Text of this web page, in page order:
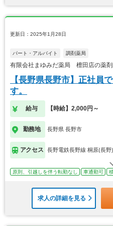
更新日：2025年1月28日
パート・アルバイト 調剤薬局
有限会社まゆみだ薬局 檀田店の薬剤
【長野県長野市】正社員
す。
給与 【時給】2,000円～
勤務地 長野県 長野市
アクセス 長野電鉄長野線 桐原(長野
原則、引越しを伴う転勤なし 車通勤可
求人の詳細を見る